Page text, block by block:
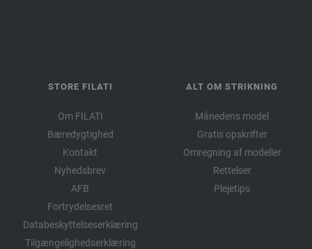
STORE FILATI
Om FILATI
Bæredygtighed
Kontakt
Nyhedsbrev
AFB
Fortrydelsesret
Databeskyttelseserklæring
Tilgængelighedserklæring
ALT OM STRIKNING
Månedens model
Gratis opskrifter
Omregning af modeller
Rettelser
Plejetips